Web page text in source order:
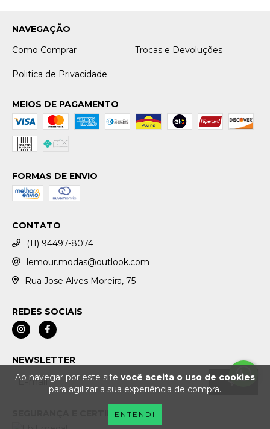
Ao navegar por este site você aceita o uso de cookies
para agilizar a sua experiência de compra.
ENTENDI
NAVEGAÇÃO
Como Comprar
Trocas e Devoluções
Politica de Privacidade
MEIOS DE PAGAMENTO
FORMAS DE ENVIO
CONTATO
(11) 94497-8074
lemour.modas@outlook.com
Rua Jose Alves Moreira, 75
REDES SOCIAIS
NEWSLETTER
SEGURANÇA E CERTIFICAÇÕES